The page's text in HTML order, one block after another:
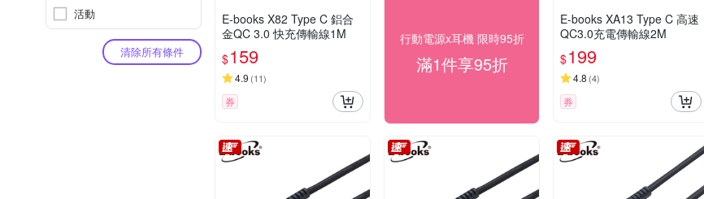
活動
清除所有條件
E-books X82 Type C 鋁合
金QC 3.0 快充傳輸線1M
$159
4.9 (11)
券
行動電源x耳機 限時95折
滿1件享95折
E-books XA13 Type C 高速
QC3.0充電傳輸線2M
$199
4.8 (4)
券